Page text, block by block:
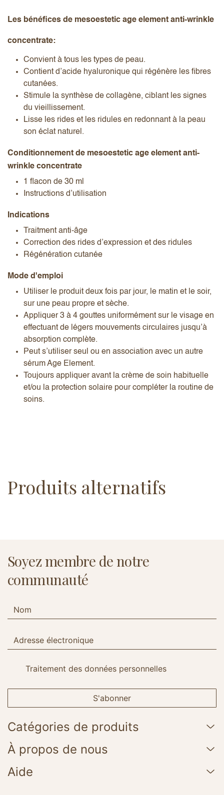
Les bénéfices de mesoestetic age element anti-wrinkle
concentrate:
Convient à tous les types de peau.
Contient d’acide hyaluronique qui régénère les fibres
cutanées.
Stimule la synthèse de collagène, ciblant les signes
du vieillissement.
Lisse les rides et les ridules en redonnant à la peau
son éclat naturel.
Conditionnement de mesoestetic age element anti-
wrinkle concentrate
1 flacon de 30 ml
Instructions d’utilisation
Indications
Traitment anti-âge
Correction des rides d’expression et des ridules
Régénération cutanée
Mode d'emploi
Utiliser le produit deux fois par jour, le matin et le soir,
sur une peau propre et sèche.
Appliquer 3 à 4 gouttes uniformément sur le visage en
effectuant de légers mouvements circulaires jusqu’à
absorption complète.
Peut s’utiliser seul ou en association avec un autre
sérum Age Element.
Toujours appliquer avant la crème de soin habituelle
et/ou la protection solaire pour compléter la routine de
soins.
Produits alternatifs
Soyez membre de notre
communauté
Traitement des données personnelles
S'abonner
Catégories de produits
À propos de nous
Aide